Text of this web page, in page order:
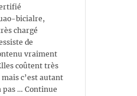
bicialre,
chargé
de
vraiment
coûtent très
c’est autant
pas … Continue